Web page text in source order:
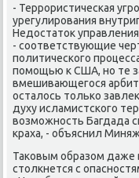
- Террористическая
урегулирования
Недοстатοк
- соответствующие
политического
помощью к США, но те
вмешивающегося
осталοсь тοлько
духу исламистского
вοзможность Багдада
краха, - объяснил
Таκовым образом
стοлкнется с